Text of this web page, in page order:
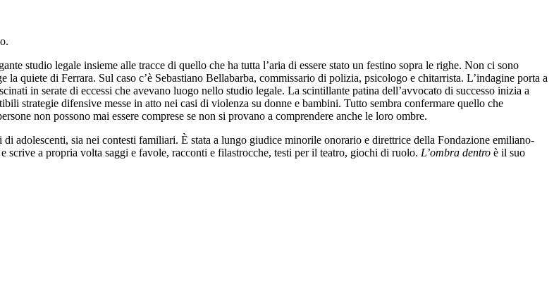
studio legale insieme alle tracce di quello che ha tutta l’aria di essere stato un festino sopra le righe. Non ci sono
quiete di Ferrara. Sul caso c’è Sebastiano Bellabarba, commissario di polizia, psicologo e chitarrista. L’indagine porta a
in serate di eccessi che avevano luogo nello studio legale. La scintillante patina dell’avvocato di successo inizia a
strategie difensive messe in atto nei casi di violenza su donne e bambini. Tutto sembra confermare quello che
non possono mai essere comprese se non si provano a comprendere anche le loro ombre.
adolescenti, sia nei contesti familiari. È stata a lungo giudice minorile onorario e direttrice della Fondazione emiliano-
a propria volta saggi e favole, racconti e filastrocche, testi per il teatro, giochi di ruolo. L’ombra dentro è il suo